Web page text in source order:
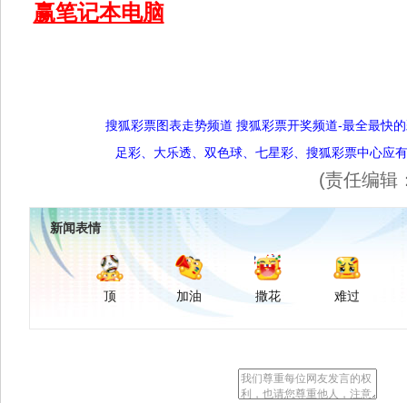
赢笔记本电脑
搜狐彩票图表走势频道 搜狐彩票开奖频道-最全最快
足彩、大乐透、双色球、七星彩、搜狐彩票中心应
(责任编辑
新闻表情
顶 加油 撒花 难过